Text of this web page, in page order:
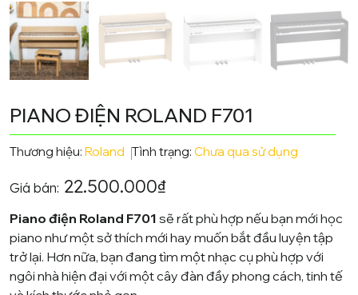
PIANO ĐIỆN ROLAND F701
Thương hiệu: Roland Tình trạng: Chưa qua sử dụng
Giá bán: 22.500.000₫
Piano điện Roland F701 sẽ rất phù hợp nếu bạn mới học
piano như một sở thích mới hay muốn bắt đầu luyện tập
trở lại. Hơn nữa, bạn đang tìm một nhạc cụ phù hợp với
ngôi nhà hiện đại với một cây đàn đầy phong cách, tinh tế